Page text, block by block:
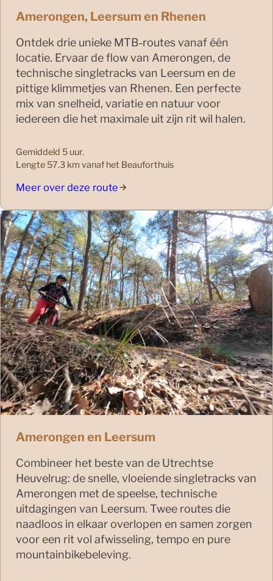
Amerongen, Leersum en Rhenen
Ontdek drie unieke MTB‑routes vanaf één
locatie. Ervaar de flow van Amerongen, de
technische singletracks van Leersum en de
pittige klimmetjes van Rhenen. Een perfecte
mix van snelheid, variatie en natuur voor
iedereen die het maximale uit zijn rit wil halen.
Gemiddeld 5 uur.
Lengte 57.3 km vanaf het Beauforthuis
Meer over deze route
Amerongen en Leersum
Combineer het beste van de Utrechtse
Heuvelrug: de snelle, vloeiende singletracks van
Amerongen met de speelse, technische
uitdagingen van Leersum. Twee routes die
naadloos in elkaar overlopen en samen zorgen
voor een rit vol afwisseling, tempo en pure
mountainbikebeleving.